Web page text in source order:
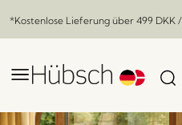
*Kostenlose Lieferung über 499 DKK